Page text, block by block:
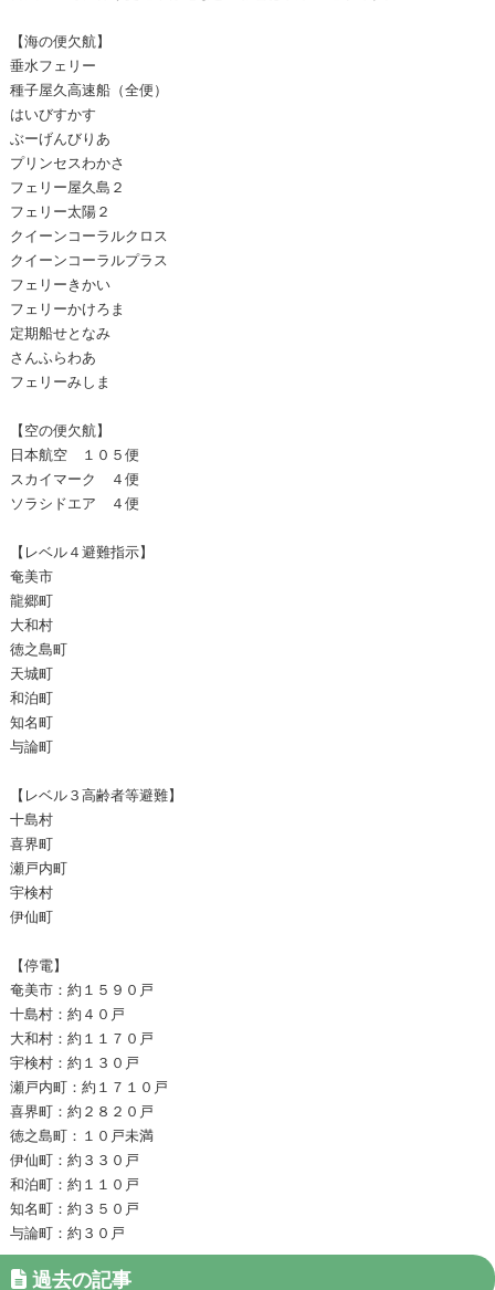
【海の便欠航】
垂水フェリー
種子屋久高速船（全便）
はいびすかす
ぶーげんびりあ
プリンセスわかさ
フェリー屋久島２
フェリー太陽２
クイーンコーラルクロス
クイーンコーラルプラス
フェリーきかい
フェリーかけろま
定期船せとなみ
さんふらわあ
フェリーみしま
【空の便欠航】
日本航空 １０５便
スカイマーク ４便
ソラシドエア ４便
【レベル４避難指示】
奄美市
龍郷町
大和村
徳之島町
天城町
和泊町
知名町
与論町
【レベル３高齢者等避難】
十島村
喜界町
瀬戸内町
宇検村
伊仙町
【停電】
奄美市：約１５９０戸
十島村：約４０戸
大和村：約１１７０戸
宇検村：約１３０戸
瀬戸内町：約１７１０戸
喜界町：約２８２０戸
徳之島町：１０戸未満
伊仙町：約３３０戸
和泊町：約１１０戸
知名町：約３５０戸
与論町：約３０戸
過去の記事